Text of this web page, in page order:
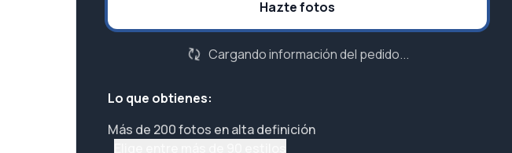
Hazte fotos
Cargando información del pedido...
Lo que obtienes:
Más de 200 fotos en alta definición